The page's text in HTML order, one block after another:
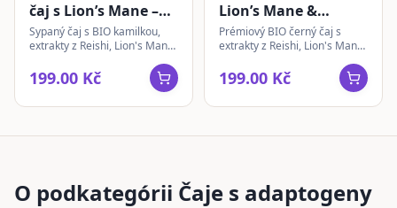
čaj s Lion’s Mane –
Cordyceps | sypaný
Sypaný čaj s BIO kamilkou,
extrakty z Reishi, Lion's Mane
příjemný chuťový zážitek.
199.00 Kč
Lion’s Mane &
Cordyceps | sypaný
Prémiový BIO černý čaj s
extrakty z Reishi, Lion's Mane
čajový rituál.
199.00 Kč
O podkategórii Čaje s adaptogeny